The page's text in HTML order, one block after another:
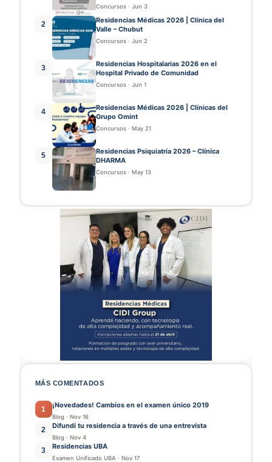
Concursos · Jun 3
2
Residencias Médicas 2026 | Clínica del
Valle – Chubut
Concursos · Jun 2
3
Residencias Hospitalarias 2026 en el
Hospital Privado de Comunidad
Concursos · Jun 1
4
Residencias Médicas 2026 | Clínicas del
Grupo Omint
Concursos · May 21
5
Residencias Psiquiatría 2026 – Clínica
DHARMA
Concursos · May 13
MÁS COMENTADOS
1 ¡Novedades! Cambios en el examen único 2019
Blog · Nov 16
2 Difundí tu residencia a través de una entrevista
Blog · Nov 4
3 Residencias UBA
Examen Unificado UBA · Nov 17